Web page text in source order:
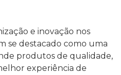
e inovação nos
se destacado como uma
produtos de qualidade,
experiência de